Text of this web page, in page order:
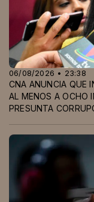
06/08/2026 • 23:38
CNA ANUNCIA QUE
AL MENOS A OCHO
PRESUNTA